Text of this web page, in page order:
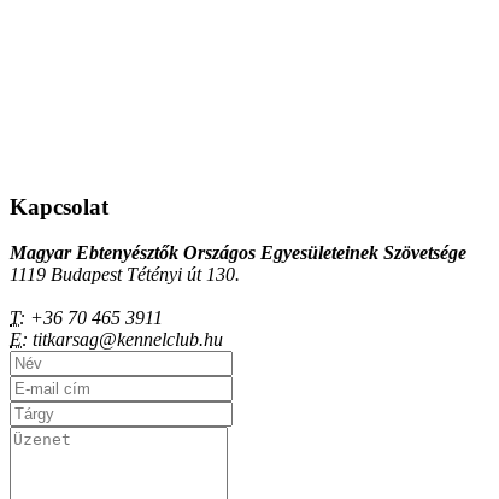
Kapcsolat
Magyar Ebtenyésztők Országos Egyesületeinek Szövetsége
1119 Budapest Tétényi út 130.
T: +36 70 465 3911
E: titkarsag@kennelclub.hu